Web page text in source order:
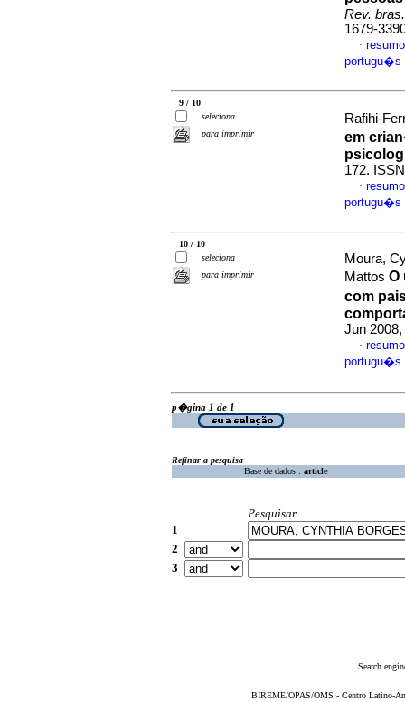
Rev.
1679-
·
portugu�s
9 / 10
seleciona
para imprimir
Rafihi-
em
172.
·
portugu�s
10 / 10
seleciona
para imprimir
Moura,
Mattos O
com
Jun
·
portugu�s
p�gina 1 de 1
Refinar a pesquisa
Base de dados : article
Pesquisar
1
2
3
Search
BIREME/OPAS/OMS - Centro Latino-